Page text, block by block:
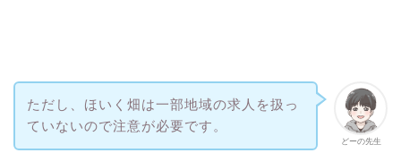
どーの先生
ただし、ほいく畑は一部地域の求人を扱っ
ていないので注意が必要です。